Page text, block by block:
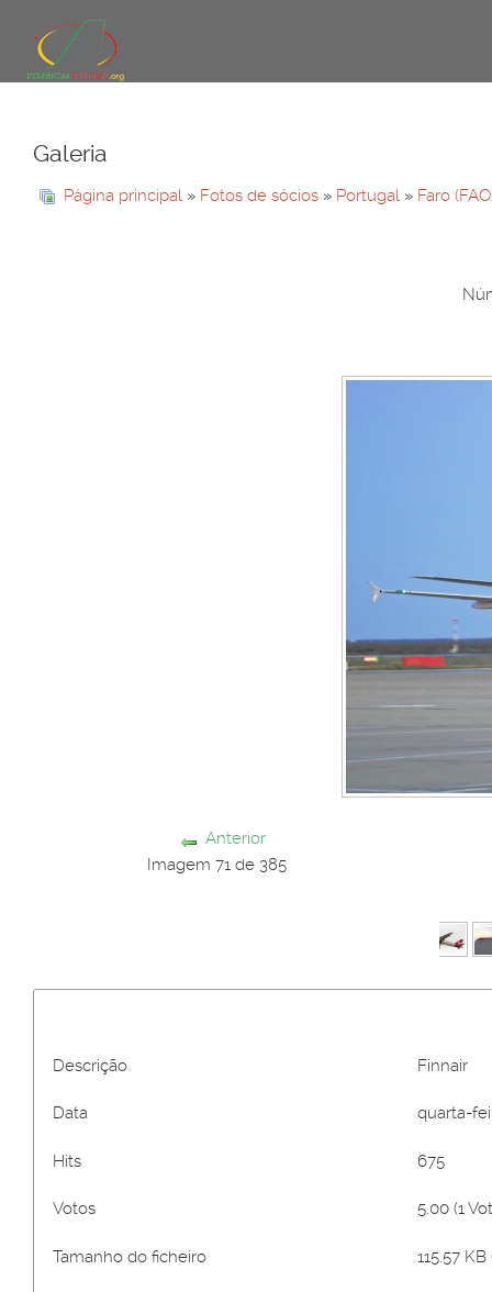
Galeria
Página principal » Fotos de sócios » Portugal » Faro
Anterior
Imagem 71 de 385
Descrição Finnair
Data quarta-
Hits 675
Votos 5.00 (1
Tamanho do ficheiro 115.57